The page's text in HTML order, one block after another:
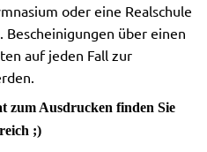
oder eine Realschule
über einen
auf jeden Fall zur
zum Ausdrucken finden Sie
;)